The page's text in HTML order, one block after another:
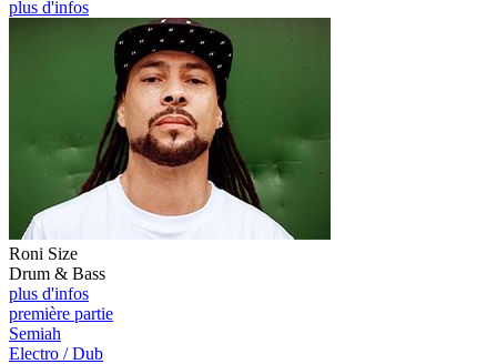
plus d'infos
Roni Size
Drum & Bass
plus d'infos
première partie
Semiah
Electro / Dub